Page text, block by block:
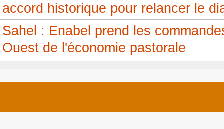
accord historique pour relancer le
Sahel : Enabel prend les
Ouest de l'économie pastorale